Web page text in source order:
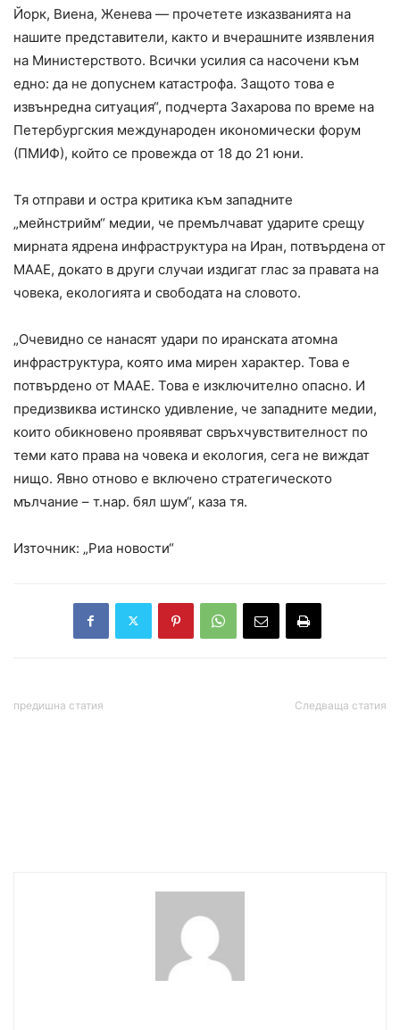
Йорк, Виена, Женева — прочетете изказванията на
нашите представители, както и вчерашните изявления
на Министерството. Всички усилия са насочени към
едно: да не допуснем катастрофа. Защото това е
извънредна ситуация“, подчерта Захарова по време на
Петербургския международен икономически форум
(ПМИФ), който се провежда от 18 до 21 юни.
Тя отправи и остра критика към западните
„мейнстрийм“ медии, че премълчават ударите срещу
мирната ядрена инфраструктура на Иран, потвърдена от
МААЕ, докато в други случаи издигат глас за правата на
човека, екологията и свободата на словото.
„Очевидно се нанасят удари по иранската атомна
инфраструктура, която има мирен характер. Това е
потвърдено от МААЕ. Това е изключително опасно. И
предизвиква истинско удивление, че западните медии,
които обикновено проявяват свръхчувствителност по
теми като права на човека и екология, сега не виждат
нищо. Явно отново е включено стратегическото
мълчание – т.нар. бял шум“, каза тя.
Източник: „Риа новости“
предишна статия Следваща статия